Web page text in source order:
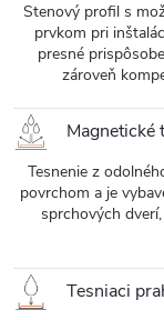
Stenový profil s
prvkom pri
presné
zároveň
Magnetické
Tesnenie z
povrchom a je
sprchových
Tesniaci